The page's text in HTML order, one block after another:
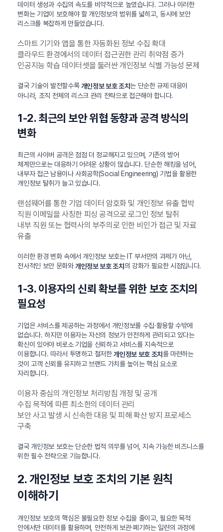
데이터 생성과 수집의 속도를 비약적으로 높였습니다. 그러나 이러한
변화는 기업이 보호해야 할 개인정보의 범위를 넓히고, 동시에 보안
리스크를 복잡하게 만들었습니다.
스마트 기기와 앱을 통한 자동화된 정보 수집 확대
클라우드 환경에서의 데이터 접근권한 관리 취약점 증가
인공지능 학습 데이터셋을 둘러싼 개인정보 식별 가능성 문제
결국 기술이 발전할수록개인정보 보호 조치는 단순한 규제 대응이
아니라, 조직 전체의 리스크 관리 전략으로 접근해야 합니다.
1-2. 최근의 보안 위협 동향과 공격 방식의
변화
최근의 사이버 공격은 점점 더 정교해지고 있으며, 기존의 방어
체계만으로는 대응하기 어려운 상황이 많습니다. 단순한 해킹을 넘어,
내부자 접근 남용이나 사회공학(Social Engineering) 기법을 활용한
개인정보 탈취가 늘고 있습니다.
랜섬웨어를 통한 기업 데이터 암호화 및 개인정보 유출 협박
직원 이메일을 사칭한 피싱 공격으로 로그인 정보 탈취
내부 직원 또는 협력사의 부주의로 인한 비인가 접근 및 자료
유출
이러한 환경 변화 속에서 개인정보 보호는 IT 부서만의 과제가 아닌,
전사적인 보안 문화와개인정보 보호 조치의 강화가 필요한 시점입니다.
1-3. 이용자의 신뢰 확보를 위한 보호 조치의
필요성
기업은 서비스를 제공하는 과정에서 개인정보를 수집·활용할 수밖에
없습니다. 하지만 이용자는 자신의 정보가 안전하게 관리되고 있다는
확신이 있어야 비로소 기업을 신뢰하고 서비스를 지속적으로
이용합니다. 따라서 투명하고 철저한개인정보 보호 조치 를 마련하는
것이 고객 신뢰를 유지하고 브랜드 가치를 높이는 핵심 요소로
자리합니다.
이용자 중심의 개인정보 처리방침 개정 및 공개
수집 목적에 따른 최소한의 데이터 관리
보안 사고 발생 시 신속한 대응 및 피해 확산 방지 프로세스
구축
결국 개인정보 보호는 단순한 법적 의무를 넘어, 지속 가능한 비즈니스를
위한 필수 전략으로 기능합니다.
2. 개인정보 보호 조치의 기본 원칙
이해하기
개인정보 보호의 핵심은 불필요한 정보 수집을 줄이고, 필요한 목적
안에서만 데이터를 활용하며, 안전하게 보관·폐기하는 일련의 과정에